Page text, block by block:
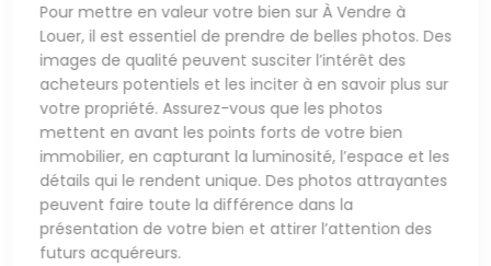
Pour mettre en valeur votre bien sur À Vendre à
Louer, il est essentiel de prendre de belles photos. Des
images de qualité peuvent susciter l’intérêt des
acheteurs potentiels et les inciter à en savoir plus sur
votre propriété. Assurez-vous que les photos
mettent en avant les points forts de votre bien
immobilier, en capturant la luminosité, l’espace et les
détails qui le rendent unique. Des photos attrayantes
peuvent faire toute la différence dans la
présentation de votre bien et attirer l’attention des
futurs acquéreurs.